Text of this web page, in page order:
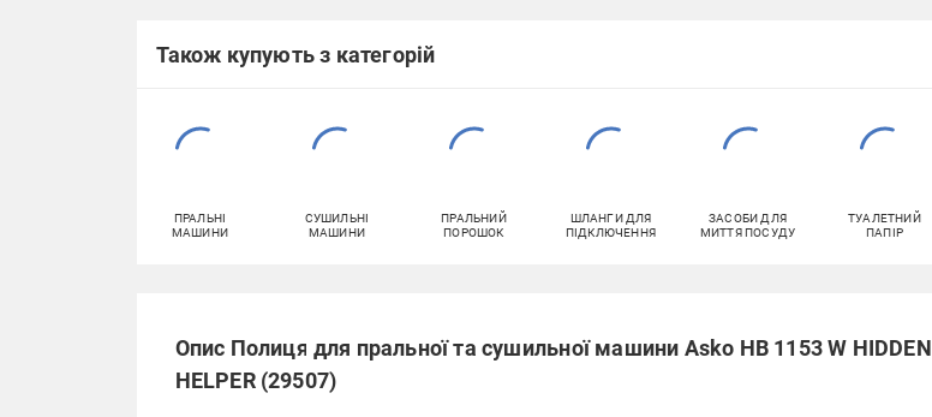
Також купують з категорій
ПРАЛЬНІ
МАШИНИ
СУШИЛЬНІ
МАШИНИ
ПРАЛЬНИЙ
ПОРОШОК
ШЛАНГИ ДЛЯ
ПІДКЛЮЧЕННЯ
ЗАСОБИ ДЛЯ
МИТТЯ ПОСУДУ
ТУАЛЕТНИЙ
ПАПІР
Опис Полиця для пральної та сушильної машини Asko HB 1153 W HIDDEN
HELPER (29507)